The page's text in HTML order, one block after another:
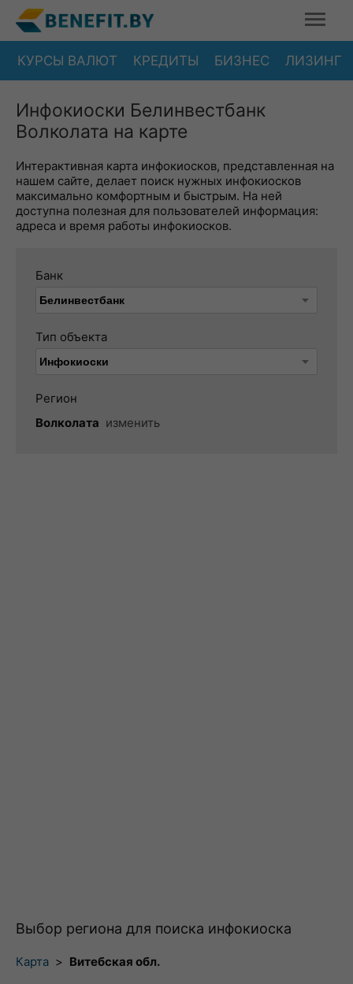
КУРСЫ ВАЛЮТ КРЕДИТЫ БИЗНЕС ЛИЗИНГ
Инфокиоски Белинвестбанк
Волколата на карте
Интерактивная карта инфокиосков, представленная на
нашем сайте, делает поиск нужных инфокиосков
максимально комфортным и быстрым. На ней
доступна полезная для пользователей информация:
адреса и время работы инфокиосков.
Банк
Тип объекта
Регион
Волколата изменить
Выбор региона для поиска инфокиоска
Карта > Витебская обл.